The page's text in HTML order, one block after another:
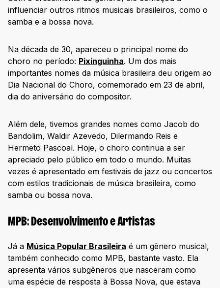
influenciar outros ritmos musicais brasileiros, como o
samba e a bossa nova.
Na década de 30, apareceu o principal nome do
choro no período: Pixinguinha. Um dos mais
importantes nomes da música brasileira deu origem ao
Dia Nacional do Choro, comemorado em 23 de abril,
dia do aniversário do compositor.
Além dele, tivemos grandes nomes como Jacob do
Bandolim, Waldir Azevedo, Dilermando Reis e
Hermeto Pascoal. Hoje, o choro continua a ser
apreciado pelo público em todo o mundo. Muitas
vezes é apresentado em festivais de jazz ou concertos
com estilos tradicionais de música brasileira, como
samba ou bossa nova.
MPB: Desenvolvimento e Artistas
Já a Música Popular Brasileira é um gênero musical,
também conhecido como MPB, bastante vasto. Ela
apresenta vários subgêneros que nasceram como
uma espécie de resposta à Bossa Nova, que estava